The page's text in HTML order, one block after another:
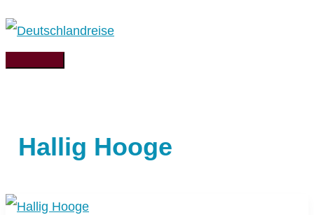
Zum
springenHauptmenü
Hallig Hooge